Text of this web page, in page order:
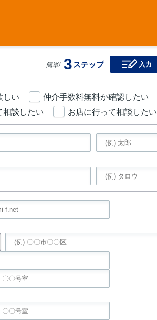
簡単! 3 ステップ 入力
しい 仲介手数料無料か確認したい
相談したい
お店に行って相談したい